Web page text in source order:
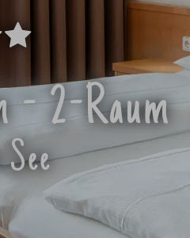
****
- 2-Raum